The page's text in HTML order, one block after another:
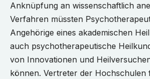
Anknüpfung an wissenschaftlich
Verfahren müssten
Angehörige eines akademischen
auch psychotherapeutische
von Innovationen und
können. Vertreter der Hochschulen